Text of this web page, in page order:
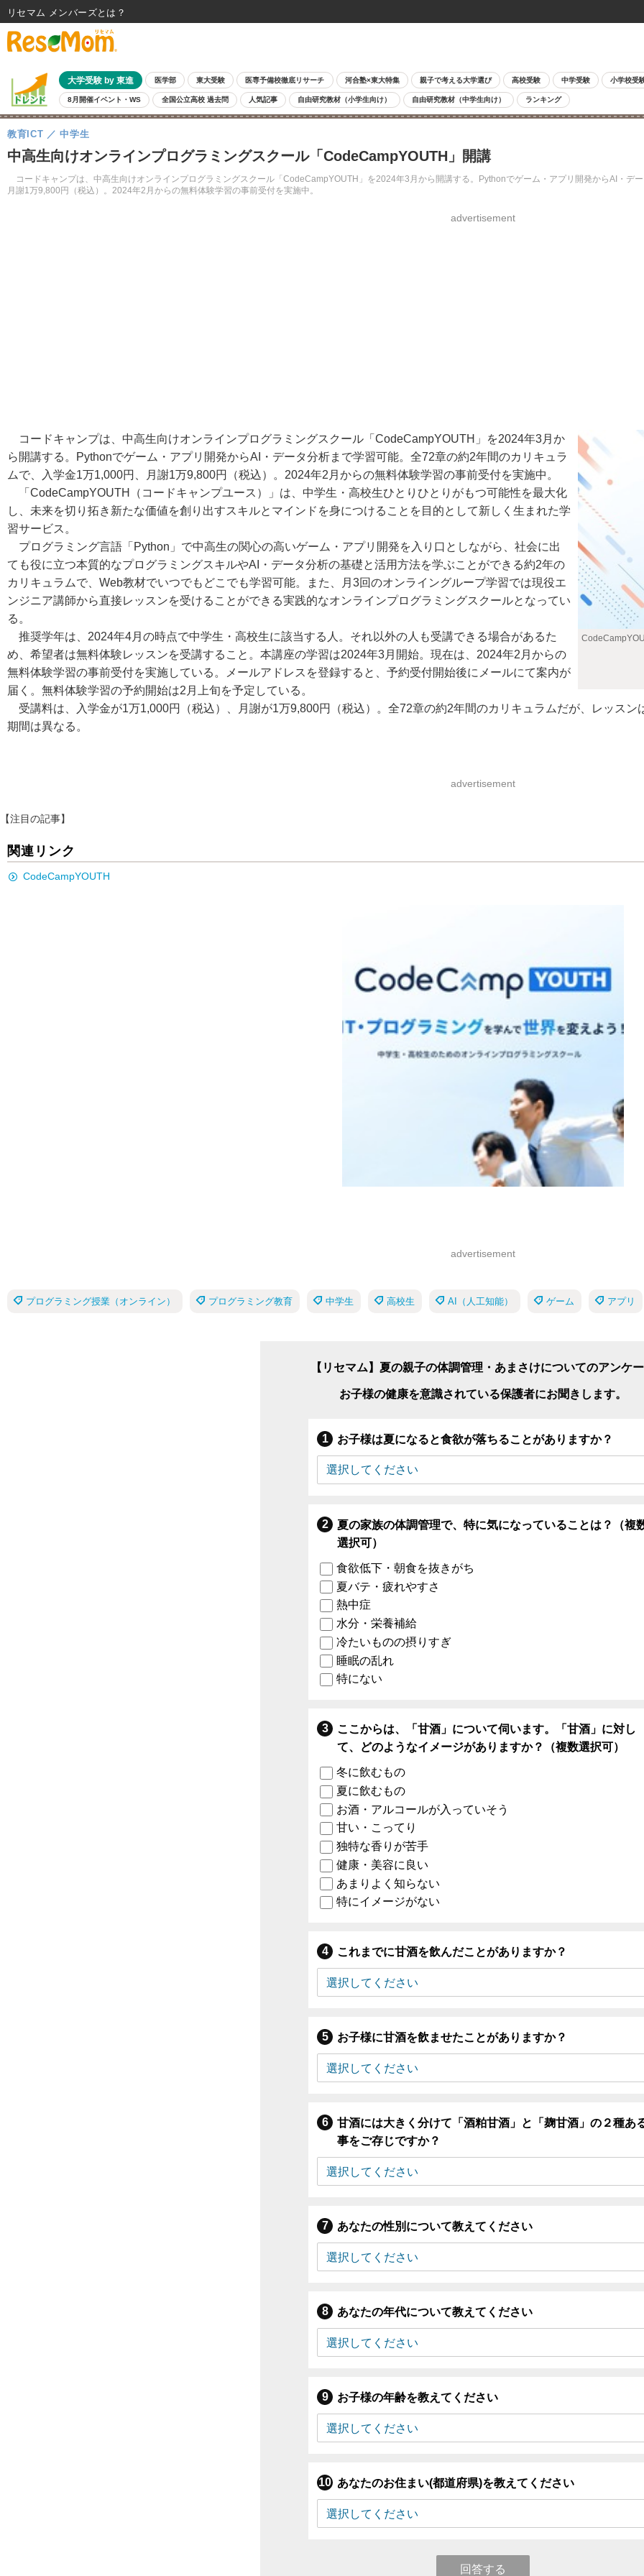
大学受験 by 東進 医学部 東大受験 医専予備校徹底リサーチ 河合塾×東大特集 親子で考える大学選び 高校受験 中学受験 小学校受
8月開催イベント・WS 全国公立高校 過去問 人気記事 自由研究教材（小学生向け） 自由研究教材（中学生向け） ランキング
中高生向けオンラインプログラミングスクール「CodeCampYOUTH」開講
コードキャンプは、中高生向けオンラインプログラミングスクール「CodeCampYOUTH」を2024年3月から開講する。Pythonでゲーム・アプリ開発からAI・デ
月謝1万9,800円（税込）。2024年2月からの無料体験学習の事前受付を実施中。
教育ICT 中学生
advertisement
コードキャンプは、中高生向けオンラインプログラミングスクール「CodeCampYOUTH」を2024年3月か
ら開講する。Pythonでゲーム・アプリ開発からAI・データ分析まで学習可能。全72章の約2年間のカリキュラ
ムで、入学金1万1,000円、月謝1万9,800円（税込）。2024年2月からの無料体験学習の事前受付を実施中。
「CodeCampYOUTH（コードキャンプユース）」は、中学生・高校生ひとりひとりがもつ可能性を最大化
し、未来を切り拓き新たな価値を創り出すスキルとマインドを身につけることを目的として新しく生まれた学
習サービス。
プログラミング言語「Python」で中高生の関心の高いゲーム・アプリ開発を入り口としながら、社会に出
ても役に立つ本質的なプログラミングスキルやAI・データ分析の基礎と活用方法を学ぶことができる約2年の
カリキュラムで、Web教材でいつでもどこでも学習可能。また、月3回のオンライングループ学習では現役エ
ンジニア講師から直接レッスンを受けることができる実践的なオンラインプログラミングスクールとなってい
る。
推奨学年は、2024年4月の時点で中学生・高校生に該当する人。それ以外の人も受講できる場合があるた
め、希望者は無料体験レッスンを受講すること。本講座の学習は2024年3月開始。現在は、2024年2月からの
無料体験学習の事前受付を実施している。メールアドレスを登録すると、予約受付開始後にメールにて案内が
届く。無料体験学習の予約開始は2月上旬を予定している。
受講料は、入学金が1万1,000円（税込）、月謝が1万9,800円（税込）。全72章の約2年間のカリキュラムだが、レッス
期間は異なる。
advertisement
【注目の記事】
関連リンク
CodeCampYOUTH
advertisement
プログラミング授業（オンライン） プログラミング教育 中学生 高校生 AI（人工知能） ゲーム アプリ
【リセマム】夏の親子の体調管理・あまさけについてのアンケ
お子様の健康を意識されている保護者にお聞きします。
お子様は夏になると食欲が落ちることがありますか？
夏の家族の体調管理で、特に気になっていることは？（複
選択可）
食欲低下・朝食を抜きがち
夏バテ・疲れやすさ
熱中症
水分・栄養補給
冷たいものの摂りすぎ
睡眠の乱れ
特にない
ここからは、「甘酒」について伺います。「甘酒」に対し
て、どのようなイメージがありますか？（複数選択可）
冬に飲むもの
夏に飲むもの
お酒・アルコールが入っていそう
甘い・こってり
独特な香りが苦手
健康・美容に良い
あまりよく知らない
特にイメージがない
これまでに甘酒を飲んだことがありますか？
お子様に甘酒を飲ませたことがありますか？
甘酒には大きく分けて「酒粕甘酒」と「麹甘酒」の２種あ
事をご存じですか？
あなたの性別について教えてください
あなたの年代について教えてください
お子様の年齢を教えてください
あなたのお住まい(都道府県)を教えてください
回答する
リセマム メンバーズ